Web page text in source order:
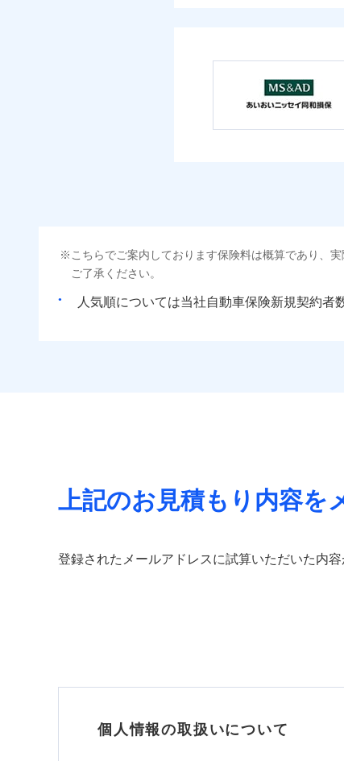
こちらでご案内しております保険料は概算であり、
ご了承ください。
人気順については当社 新規契約者
上記のお見積もり内容を
登録されたメールアドレスに試算いただいた内容
個人情報の取扱いについて